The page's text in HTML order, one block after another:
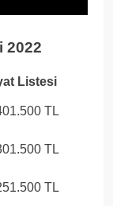
2022
Listesi
TL
TL
TL